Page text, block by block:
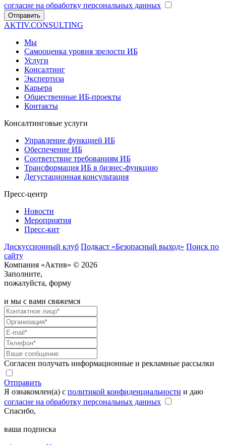
согласие на обработку персональных данных
Отправить
AKTIV.CONSULTING
Мы
Самооценка уровня зрелости ИБ
Услуги
Консалтинг
Экспертиза
Карьера
Общественные ИБ-проекты
Контакты
Консалтинговые услуги
Управление функцией ИБ
Обеспечение ИБ
Соответствие требованиям ИБ
Трансформация ИБ в бизнес-функцию
Дегустационная консультация
Пресс-центр
Новости
Мероприятия
Пресс-кит
Дискуссионный клуб Подкаст «Безопасный выход» Поиск по
сайту
Компания «Актив» © 2026
Заполните,
пожалуйста, форму
и мы с вами свяжемся
Согласен получать информационные и рекламные рассылки
Отправить
Я ознакомлен(а) с политикой конфиденциальности и даю
согласие на обработку персональных данных
Спасибо,
ваша подписка